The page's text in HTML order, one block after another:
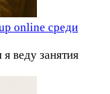
online среди
веду занятия